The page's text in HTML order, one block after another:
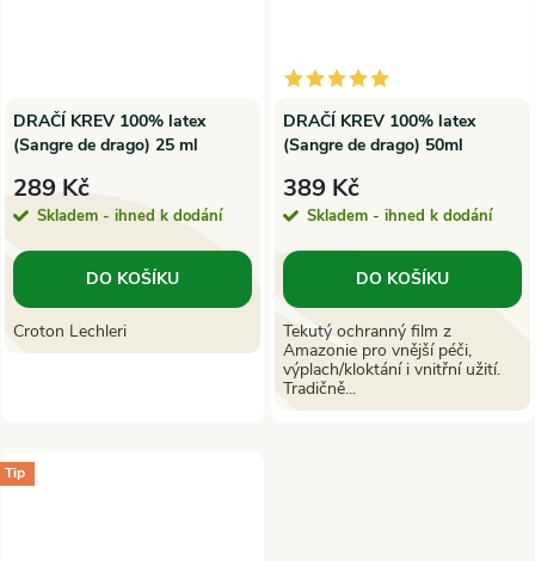
DRAČÍ KREV 100% latex
(Sangre de drago) 25 ml
289 Kč
Skladem - ihned k dodání
DO KOŠÍKU
Croton Lechleri
DRAČÍ KREV 100% latex
(Sangre de drago) 50ml
389 Kč
Skladem - ihned k dodání
DO KOŠÍKU
Tekutý ochranný film z
Amazonie pro vnější péči,
výplach/kloktání i vnitřní užití.
Tradičně...
Tip